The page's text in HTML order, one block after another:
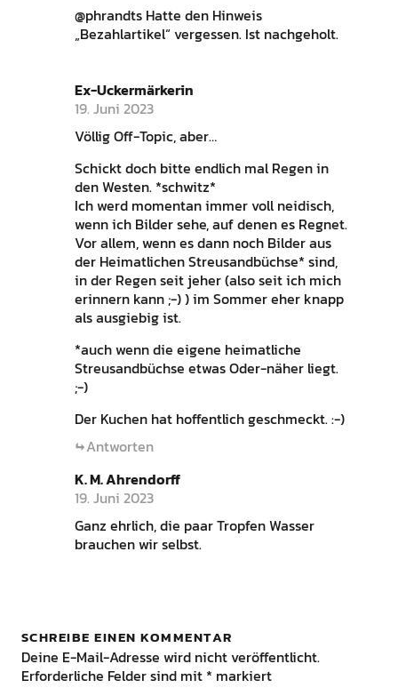
@phrandts Hatte den Hinweis
„Bezahlartikel“ vergessen. Ist nachgeholt.
Ex-Uckermärkerin
19. Juni 2023
Völlig Off-Topic, aber…
Schickt doch bitte endlich mal Regen in
den Westen. *schwitz*
Ich werd momentan immer voll neidisch,
wenn ich Bilder sehe, auf denen es Regnet.
Vor allem, wenn es dann noch Bilder aus
der Heimatlichen Streusandbüchse* sind,
in der Regen seit jeher (also seit ich mich
erinnern kann ;-) ) im Sommer eher knapp
als ausgiebig ist.
*auch wenn die eigene heimatliche
Streusandbüchse etwas Oder-näher liegt.
;-)
Der Kuchen hat hoffentlich geschmeckt. :-)
Antworten
K. M. Ahrendorff
19. Juni 2023
Ganz ehrlich, die paar Tropfen Wasser
brauchen wir selbst.
SCHREIBE EINEN KOMMENTAR
Deine E-Mail-Adresse wird nicht veröffentlicht.
Erforderliche Felder sind mit * markiert